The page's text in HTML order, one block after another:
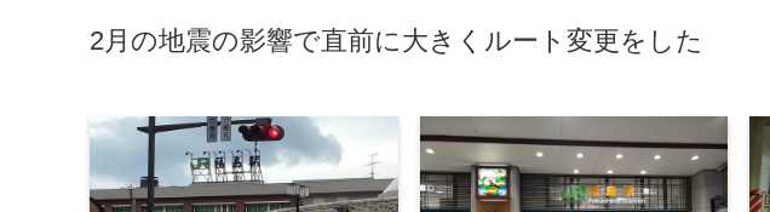
2月の地震の影響で直前に大きくルート変更をした